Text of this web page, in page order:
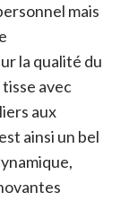
mais
la qualité du
avec
aux
ainsi un bel